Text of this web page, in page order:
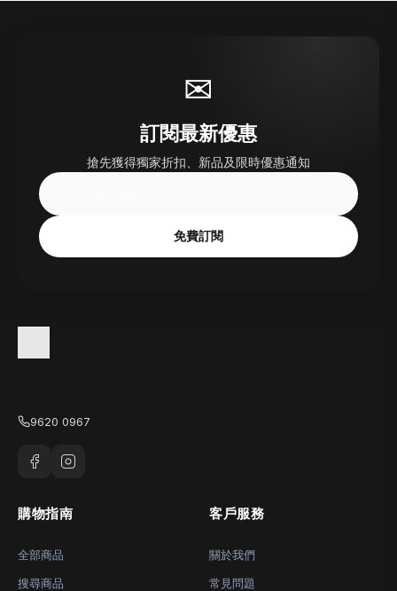
✉
訂閱最新優惠
搶先獲得獨家折扣、新品及限時優惠通知
免費訂閱
9620 0967
購物指南
全部商品
搜尋商品
客戶服務
關於我們
常見問題